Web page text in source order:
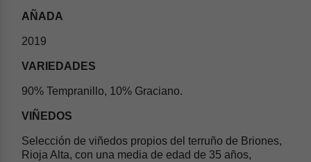
AÑADA
2019
VARIEDADES
90% Tempranillo, 10% Graciano.
VIÑEDOS
Selección de viñedos propios del terruño de Briones,
Rioja Alta, con una media de edad de 35 años,